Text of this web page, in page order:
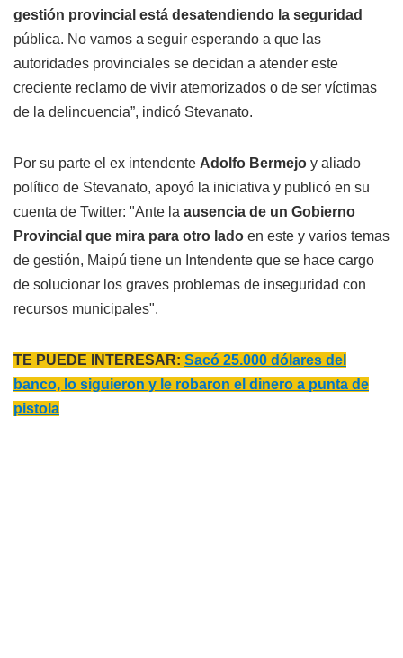
gestión provincial está desatendiendo la seguridad
pública. No vamos a seguir esperando a que las
autoridades provinciales se decidan a atender este
creciente reclamo de vivir atemorizados o de ser víctimas
de la delincuencia”, indicó Stevanato.
Por su parte el ex intendente Adolfo Bermejo y aliado
político de Stevanato, apoyó la iniciativa y publicó en su
cuenta de Twitter: "Ante la ausencia de un Gobierno
Provincial que mira para otro lado en este y varios temas
de gestión, Maipú tiene un Intendente que se hace cargo
de solucionar los graves problemas de inseguridad con
recursos municipales".
TE PUEDE INTERESAR: Sacó 25.000 dólares del
banco, lo siguieron y le robaron el dinero a punta de
pistola